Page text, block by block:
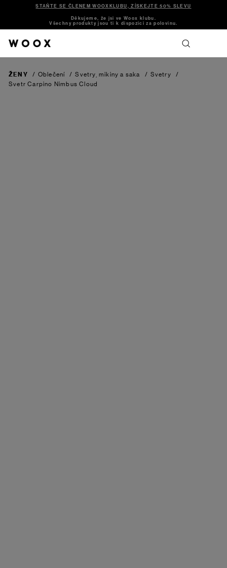
STAŇTE SE ČLENEM WOOXKLUBU, ZÍSKEJTE 50% SLEVU
Děkujeme, že jsi ve Woox klubu.
Všechny produkty jsou ti k dispozici za polovinu.
ŽENY / Oblečení / Svetry, mikiny a saka / Svetry
/
Svetr Carpino Nimbus Cloud